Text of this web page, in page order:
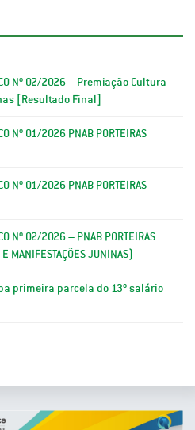
Nº 02/2026 – Premiação Cultura
[Resultado Final]
Nº 01/2026 PNAB PORTEIRAS
Nº 01/2026 PNAB PORTEIRAS
Nº 02/2026 – PNAB PORTEIRAS
MANIFESTAÇÕES JUNINAS)
primeira parcela do 13º salário